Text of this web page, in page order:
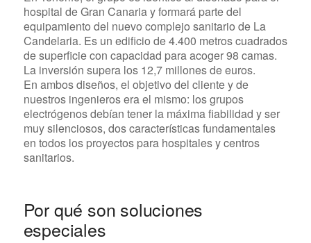
hospital de Gran Canaria y formará parte del
equipamiento del nuevo complejo sanitario de La
Candelaria. Es un edificio de 4.400 metros cuadrados
de superficie con capacidad para acoger 98 camas.
La inversión supera los 12,7 millones de euros.
En ambos diseños, el objetivo del cliente y de
nuestros ingenieros era el mismo: los grupos
electrógenos debían tener la máxima fiabilidad y ser
muy silenciosos, dos características fundamentales
en todos los proyectos para hospitales y centros
sanitarios.
Por qué son soluciones
especiales